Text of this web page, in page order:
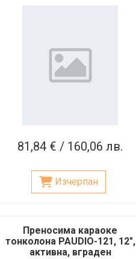
81,84 € / 160,06 лв.
Изчерпан
Преносима караоке
тонколона PAUDIO-121, 12",
активна, вграден